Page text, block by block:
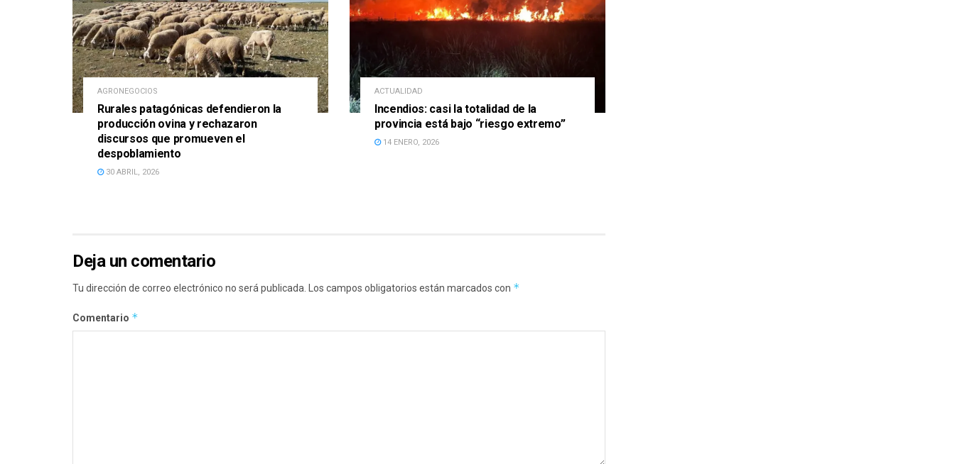
AGRONEGOCIOS
Rurales patagónicas defendieron la
producción ovina y rechazaron
discursos que promueven el
despoblamiento
30 ABRIL, 2026
ACTUALIDAD
Incendios: casi la totalidad de la
provincia está bajo “riesgo extremo”
14 ENERO, 2026
Deja un comentario
Tu dirección de correo electrónico no será publicada. Los campos obligatorios están marcados con *
Comentario *